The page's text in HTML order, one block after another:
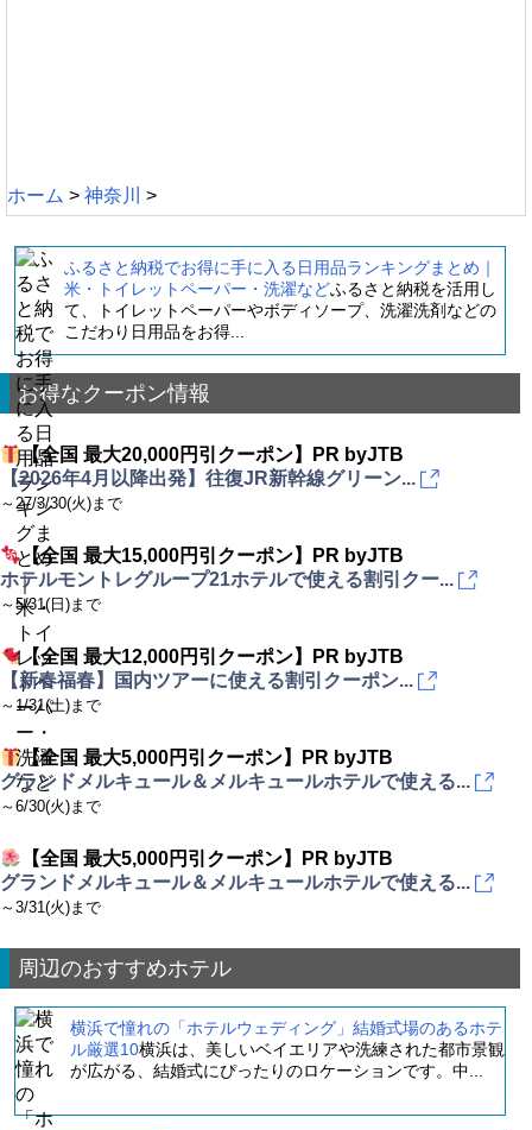
ホーム > 神奈川 >
ふるさと納税でお得に手に入る日用品ランキングまとめ｜
米・トイレットペーパー・洗濯などふるさと納税を活用し
て、トイレットペーパーやボディソープ、洗濯洗剤などの
こだわり日用品をお得...
お得なクーポン情報
【全国 最大20,000円引クーポン】PR byJTB
【2026年4月以降出発】往復JR新幹線グリーン...
～27/3/30(火)まで
【全国 最大15,000円引クーポン】PR byJTB
ホテルモントレグループ21ホテルで使える割引クー...
～5/31(日)まで
【全国 最大12,000円引クーポン】PR byJTB
【新春福春】国内ツアーに使える割引クーポン...
～1/31(土)まで
【全国 最大5,000円引クーポン】PR byJTB
グランドメルキュール＆メルキュールホテルで使える...
～6/30(火)まで
【全国 最大5,000円引クーポン】PR byJTB
グランドメルキュール＆メルキュールホテルで使える...
～3/31(火)まで
周辺のおすすめホテル
横浜で憧れの「ホテルウェディング」結婚式場のあるホテ
ル厳選10横浜は、美しいベイエリアや洗練された都市景観
が広がる、結婚式にぴったりのロケーションです。中...